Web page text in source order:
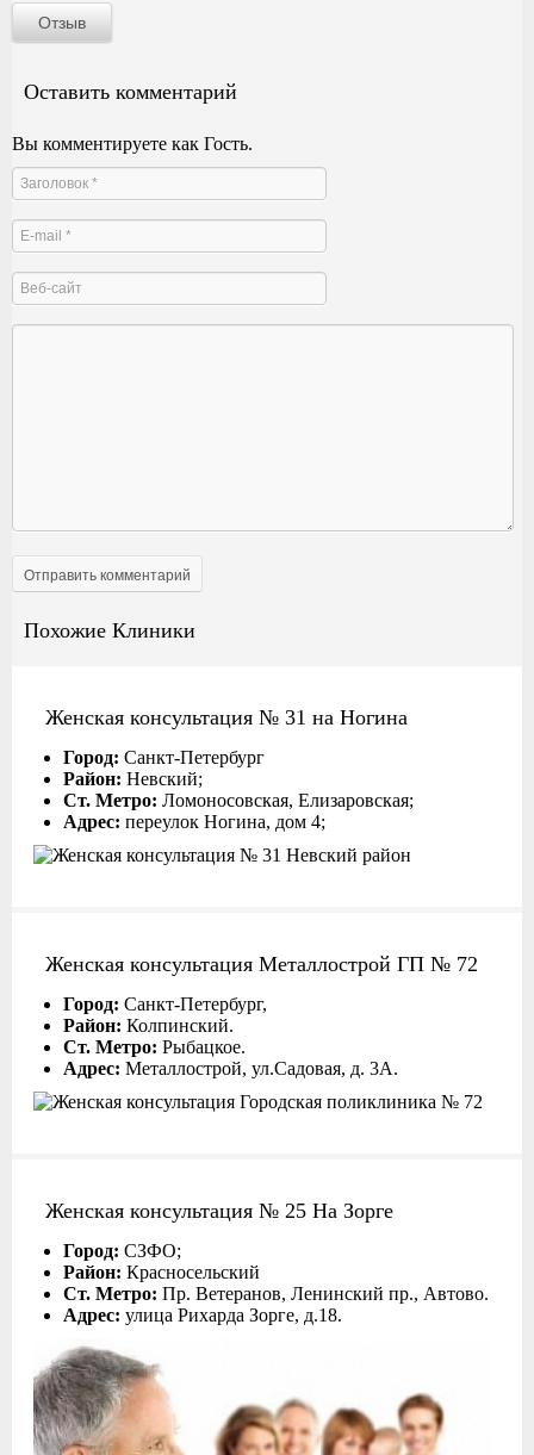
Отзыв
Оставить комментарий
Вы комментируете как Гость.
Похожие Клиники
Женская консультация № 31 на Ногина
Город: Санкт-Петербург
Район: Невский;
Ст. Метро: Ломоносовская, Елизаровская;
Адрес: переулок Ногина, дом 4;
Женская консультация Металлострой ГП № 72
Город: Санкт-Петербург,
Район: Колпинский.
Ст. Метро: Рыбацкое.
Адрес: Металлострой, ул.Садовая, д. 3А.
Женская консультация № 25 На Зорге
Город: СЗФО;
Район: Красносельский
Ст. Метро: Пр. Ветеранов, Ленинский пр., Автово.
Адрес: улица Рихарда Зорге, д.18.